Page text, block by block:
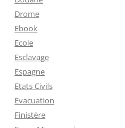
Drome
Ebook
Ecole
Esclavage
Espagne
Etats Civils
Evacuation
Finistère